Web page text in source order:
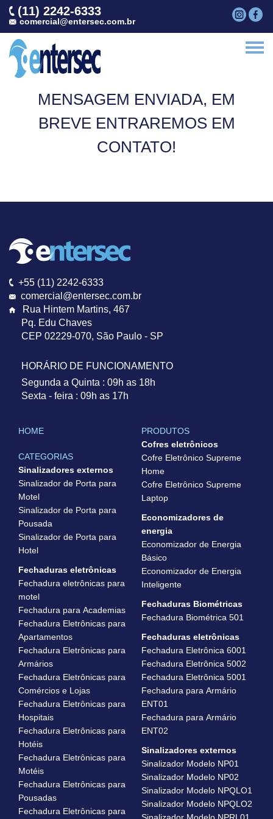
(11) 2242-6333
comercial@entersec.com.br
MENSAGEM ENVIADA, EM
BREVE ENTRAREMOS EM
CONTATO!
+55 (11) 2242-6333
comercial@entersec.com.br
Rua Hintem Martins, 467
Pq. Edu Chaves
CEP 02229-070, São Paulo - SP
HORÁRIO DE FUNCIONAMENTO
Segunda a Quinta : 09h as 18h
Sexta - feira : 09h as 17h
HOME
CATEGORIAS
Sinalizadores externos
Sinalizador de Porta para
Motel
Sinalizador de Porta para
Pousada
Sinalizador de Porta para
Hotel
Fechaduras eletrônicas
Fechadura eletrônicas para
motel
Fechadura para Academias
Fechadura Eletrônicas para
Apartamentos
Fechadura Eletrônicas para
Armários
Fechadura Eletrônicas para
Comércios e Lojas
Fechadura Eletrônicas para
Hospitais
Fechadura Eletrônicas para
Hotéis
Fechadura Eletrônicas para
Motéis
Fechadura Eletrônicas para
Pousadas
Fechadura Eletrônicas para
PRODUTOS
Cofres eletrônicos
Cofre Eletrônico Supreme
Home
Cofre Eletrônico Supreme
Laptop
Economizadores de
energia
Economizador de Energia
Básico
Economizador de Energia
Inteligente
Fechaduras Biométricas
Fechadura Biométrica 501
Fechaduras eletrônicas
Fechadura Eletrônica 6001
Fechadura Eletrônica 5002
Fechadura Eletrônica 5001
Fechadura para Armário
ENT01
Fechadura para Armário
ENT02
Sinalizadores externos
Sinalizador Modelo NP01
Sinalizador Modelo NP02
Sinalizador Modelo NPQLO1
Sinalizador Modelo NPQLO2